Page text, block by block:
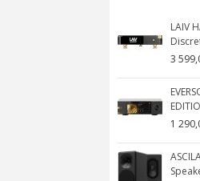
LAIV
3
1